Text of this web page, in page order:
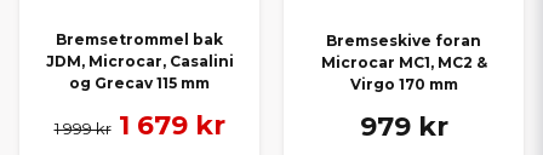
Bremsetrommel bak
JDM, Microcar, Casalini
og Grecav 115 mm
1 999 kr 1 679 kr
Bremseskive foran
Microcar MC1, MC2 &
Virgo 170 mm
979 kr